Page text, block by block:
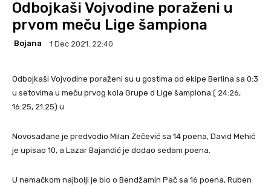
Odbojkaši Vojvodine poraženi u
prvom meču Lige šampiona
Bojana 1 Dec 2021. 22:40
Odbojkaši Vojvodine poraženi su u gostima od ekipe Berlina sa 0:3
u setovima u meču prvog kola Grupe d Lige šampiona.( 24:26,
16:25, 21:25) u
Novosađane je predvodio Milan Zečević sa 14 poena, David Mehić
je upisao 10, a Lazar Bajandić je dodao sedam poena.
U nemačkom najbolji je bio o Bendžamin Pač sa 16 poena, Ruben